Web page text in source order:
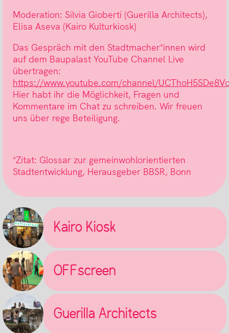
Moderation: Silvia Gioberti (Guerilla Architects),
Elisa Aseva (Kairo Kulturkiosk)
Das Gespräch mit den Stadtmacher*innen wird
auf dem Baupalast YouTube Channel Live
übertragen:
https://www.youtube.com/channel/
Hier habt ihr die Möglichkeit, Fragen und
Kommentare im Chat zu schreiben. Wir freuen
uns über rege Beteiligung.
*Zitat: Glossar zur gemeinwohlorientierten
Stadtentwicklung, Herausgeber BBSR, Bonn
Kairo Kiosk
OFFscreen
Guerilla Architects